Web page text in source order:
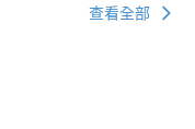
查看全部